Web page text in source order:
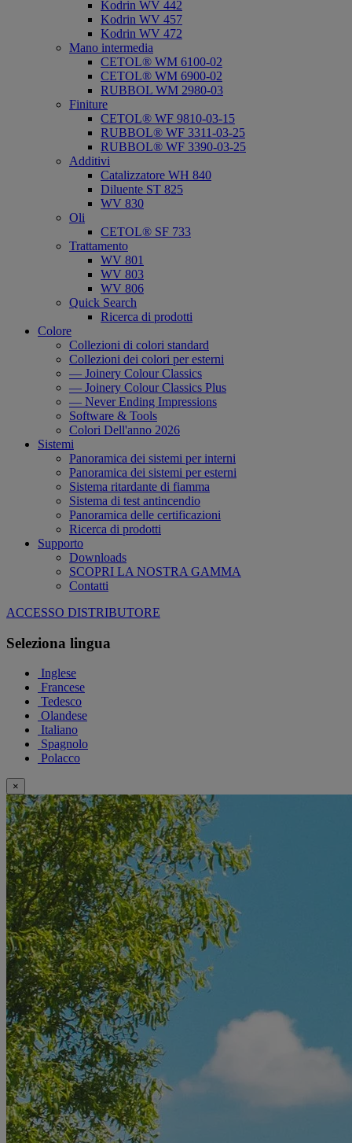
Kodrin WV 442
Kodrin WV 457
Kodrin WV 472
Mano intermedia
CETOL® WM 6100-02
CETOL® WM 6900-02
RUBBOL WM 2980-03
Finiture
CETOL® WF 9810-03-15
RUBBOL® WF 3311-03-25
RUBBOL® WF 3390-03-25
Additivi
Catalizzatore WH 840
Diluente ST 825
WV 830
Oli
CETOL® SF 733
Trattamento
WV 801
WV 803
WV 806
Quick Search
Ricerca di prodotti
Colore
Collezioni di colori standard
Collezioni dei colori per esterni
— Joinery Colour Classics
— Joinery Colour Classics Plus
— Never Ending Impressions
Software & Tools
Colori Dell'anno 2026
Sistemi
Panoramica dei sistemi per interni
Panoramica dei sistemi per esterni
Sistema ritardante di fiamma
Sistema di test antincendio
Panoramica delle certificazioni
Ricerca di prodotti
Supporto
Downloads
SCOPRI LA NOSTRA GAMMA
Contatti
ACCESSO DISTRIBUTORE
Seleziona lingua
Inglese
Francese
Tedesco
Olandese
Italiano
Spagnolo
Polacco
×